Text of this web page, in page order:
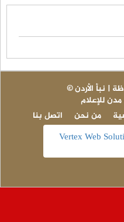
للإعلام
اتصل بنا
من نحن